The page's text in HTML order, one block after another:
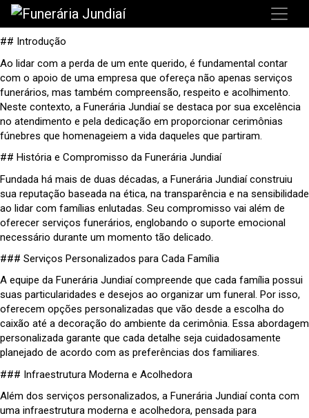
## Introdução
Ao lidar com a perda de um ente querido, é fundamental contar
com o apoio de uma empresa que ofereça não apenas serviços
funerários, mas também compreensão, respeito e acolhimento.
Neste contexto, a Funerária Jundiaí se destaca por sua excelência
no atendimento e pela dedicação em proporcionar cerimônias
fúnebres que homenageiem a vida daqueles que partiram.
## História e Compromisso da Funerária Jundiaí
Fundada há mais de duas décadas, a Funerária Jundiaí construiu
sua reputação baseada na ética, na transparência e na sensibilidade
ao lidar com famílias enlutadas. Seu compromisso vai além de
oferecer serviços funerários, englobando o suporte emocional
necessário durante um momento tão delicado.
### Serviços Personalizados para Cada Família
A equipe da Funerária Jundiaí compreende que cada família possui
suas particularidades e desejos ao organizar um funeral. Por isso,
oferecem opções personalizadas que vão desde a escolha do
caixão até a decoração do ambiente da cerimônia. Essa abordagem
personalizada garante que cada detalhe seja cuidadosamente
planejado de acordo com as preferências dos familiares.
### Infraestrutura Moderna e Acolhedora
Além dos serviços personalizados, a Funerária Jundiaí conta com
uma infraestrutura moderna e acolhedora, pensada para